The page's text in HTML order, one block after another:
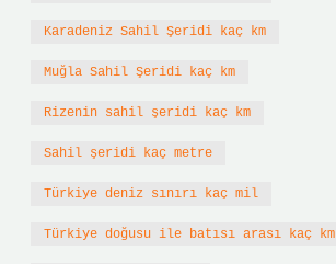
Karadeniz Sahil Şeridi kaç km
Muğla Sahil Şeridi kaç km
Rizenin sahil şeridi kaç km
Sahil şeridi kaç metre
Türkiye deniz sınırı kaç mil
Türkiye doğusu ile batısı arası kaç km